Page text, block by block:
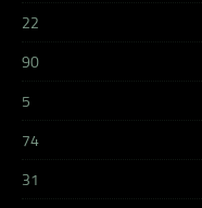
22
90
74
31